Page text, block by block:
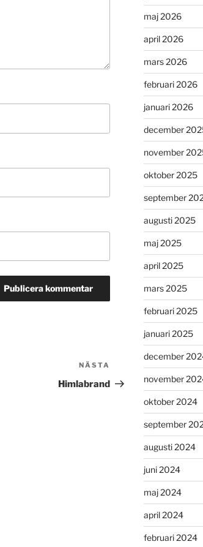
inlägg
NÄSTA
Himlabrand
maj 2026
april 2026
mars 2026
februari 2026
januari 2026
december
november
oktober 2025
september
augusti 2025
maj 2025
april 2025
mars 2025
februari 2025
januari 2025
december
november
oktober 2024
september
augusti 2024
juni 2024
maj 2024
april 2024
februari 2024